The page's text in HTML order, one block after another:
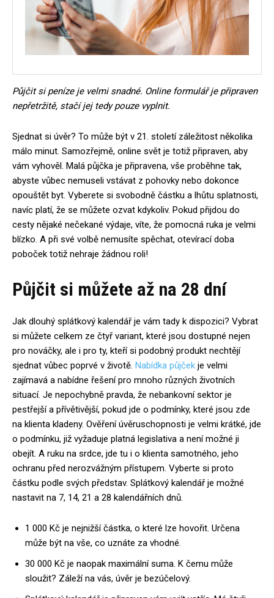
Půjčit si peníze je velmi snadné. Online formulář je připraven
nepřetržitě, stačí jej tedy pouze vyplnit.
Sjednat si úvěr? To může být v 21. století záležitost několika
málo minut. Samozřejmě, online svět je totiž připraven, aby
vám vyhověl. Malá půjčka je připravena, vše proběhne tak,
abyste vůbec nemuseli vstávat z pohovky nebo dokonce
opouštět byt. Vyberete si svobodně částku a lhůtu splatnosti,
navíc platí, že se můžete ozvat kdykoliv. Pokud přijdou do
cesty nějaké nečekané výdaje, víte, že pomocná ruka je velmi
blízko. A při své volbě nemusíte spěchat, otevírací doba
poboček totiž nehraje žádnou roli!
Půjčit si můžete až na 28 dní
Jak dlouhý splátkový kalendář je vám tady k dispozici? Vybrat
si můžete celkem ze čtyř variant, které jsou dostupné nejen
pro nováčky, ale i pro ty, kteří si podobný produkt nechtějí
sjednat vůbec poprvé v životě. Nabídka půjček je velmi
zajímavá a nabídne řešení pro mnoho různých životních
situací. Je nepochybně pravda, že nebankovní sektor je
pestřejší a přívětivější, pokud jde o podmínky, které jsou zde
na klienta kladeny. Ověření úvěruschopnosti je velmi krátké, jde
o podmínku, již vyžaduje platná legislativa a není možné ji
obejít. A ruku na srdce, jde tu i o klienta samotného, jeho
ochranu před nerozvážným přístupem. Vyberte si proto
částku podle svých představ. Splátkový kalendář je možné
nastavit na 7, 14, 21 a 28 kalendářních dnů.
1 000 Kč je nejnižší částka, o které lze hovořit. Určena
může být na vše, co uznáte za vhodné.
30 000 Kč je naopak maximální suma. K čemu může
sloužit? Záleží na vás, úvěr je bezúčelový.